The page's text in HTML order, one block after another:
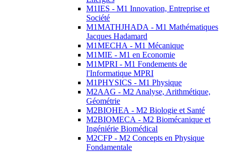
M1IES - M1 Innovation, Entreprise et
Société
M1MATHJHADA - M1 Mathématiques
Jacques Hadamard
M1MECHA - M1 Mécanique
M1MIE - M1 en Economie
M1MPRI - M1 Fondements de
l'Informatique MPRI
M1PHYSICS - M1 Physique
M2AAG - M2 Analyse, Arithmétique,
Géométrie
M2BIOHEA - M2 Biologie et Santé
M2BIOMECA - M2 Biomécanique et
Ingéniérie Biomédical
M2CFP - M2 Concepts en Physique
Fondamentale